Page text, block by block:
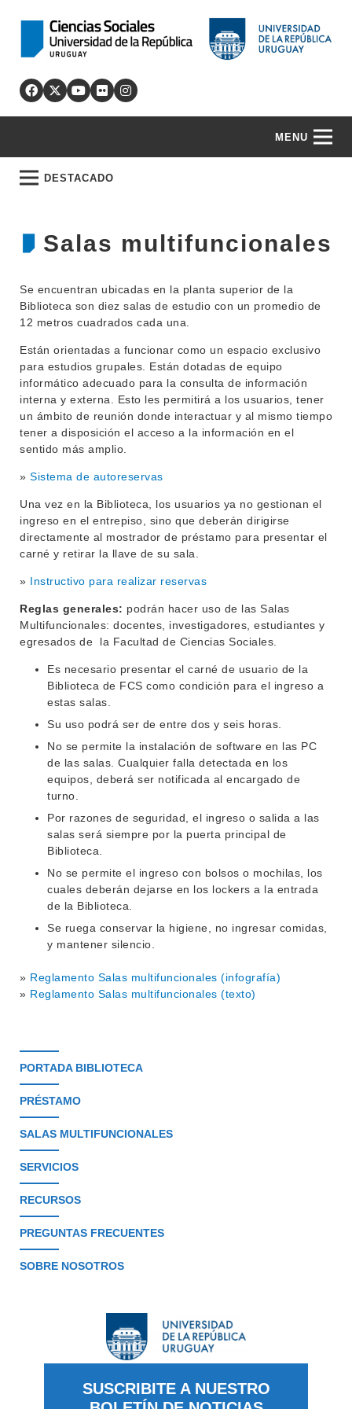
MENU
INSTITUCIONAL
DEPARTAMENTOS
INVESTIGACIÓN
EXTENSIÓN
SERVICIOS
LLAMADOS
NOTICIAS
DESTACADO
BEDELÍA
EVA FCS
OFERTA DE GRADO
POSGRADOS
EDUCACIÓN PERMANENTE
MOVILIDAD ACADÉMICA
BIBLIOTECA
PORTADA BIBLIOTECA
PRÉSTAMO
SALAS MULTIFUNCIONALES
SERVICIOS
RECURSOS
PREGUNTAS FRECUENTES
SOBRE NOSOTROS
Salas multifuncionales
Se encuentran ubicadas en la planta superior de la
Biblioteca son diez salas de estudio con un promedio de
12 metros cuadrados cada una.
Están orientadas a funcionar como un espacio exclusivo
para estudios grupales. Están dotadas de equipo
informático adecuado para la consulta de información
interna y externa. Esto les permitirá a los usuarios, tener
un ámbito de reunión donde interactuar y al mismo tiempo
tener a disposición el acceso a la información en el
sentido más amplio.
» Sistema de autoreservas
Una vez en la Biblioteca, los usuarios ya no gestionan el
ingreso en el entrepiso, sino que deberán dirigirse
directamente al mostrador de préstamo para presentar el
carné y retirar la llave de su sala.
» Instructivo para realizar reservas
Reglas generales: podrán hacer uso de las Salas
Multifuncionales: docentes, investigadores, estudiantes y
egresados de la Facultad de Ciencias Sociales.
Es necesario presentar el carné de usuario de la
Biblioteca de FCS como condición para el ingreso a
estas salas.
Su uso podrá ser de entre dos y seis horas.
No se permite la instalación de software en las PC
de las salas. Cualquier falla detectada en los
equipos, deberá ser notificada al encargado de
turno.
Por razones de seguridad, el ingreso o salida a las
salas será siempre por la puerta principal de
Biblioteca.
No se permite el ingreso con bolsos o mochilas, los
cuales deberán dejarse en los lockers a la entrada
de la Biblioteca.
Se ruega conservar la higiene, no ingresar comidas,
y mantener silencio.
» Reglamento Salas multifuncionales (infografía)
» Reglamento Salas multifuncionales (texto)
SUSCRIBITE A NUESTRO